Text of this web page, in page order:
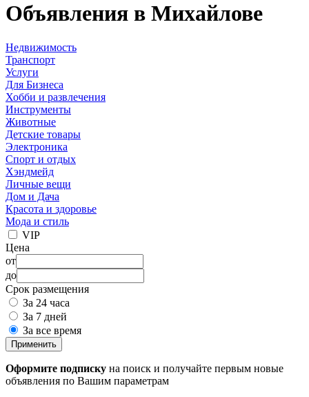
Объявления в Михайлове
Недвижимость
Транспорт
Услуги
Для Бизнеса
Хобби и развлечения
Инструменты
Животные
Детские товары
Электроника
Спорт и отдых
Хэндмейд
Личные вещи
Дом и Дача
Красота и здоровье
Мода и стиль
VIP
Цена
от
до
Срок размещения
За 24 часа
За 7 дней
За все время
Применить
Оформите подписку на поиск и получайте первым новые
объявления по Вашим параметрам